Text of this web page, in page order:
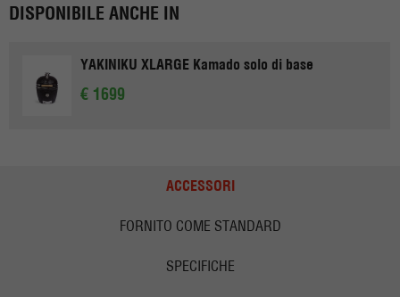
DISPONIBILE ANCHE IN
YAKINIKU XLARGE Kamado solo di base
€ 1699
ACCESSORI
FORNITO COME STANDARD
SPECIFICHE